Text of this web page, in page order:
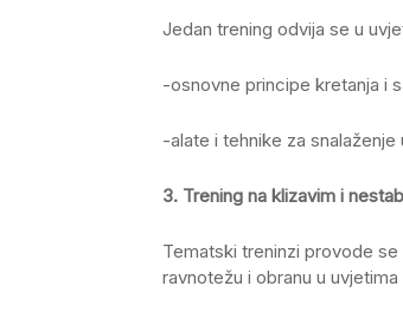
Jedan trening odvija se u
-osnovne principe kretanja i
-alate i tehnike za
3. Trening na klizavim i
Tematski treninzi provode
ravnotežu i obranu u